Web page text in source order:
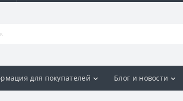
для покупателей Блог и новости